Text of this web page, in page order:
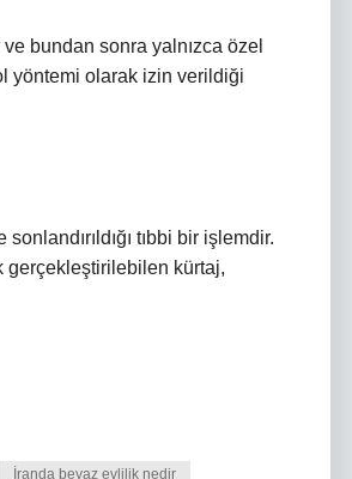
bundan sonra yalnızca özel
yöntemi olarak izin verildiği
tıbbi bir işlemdir.
gerçekleştirilebilen kürtaj,
İranda beyaz evlilik nedir